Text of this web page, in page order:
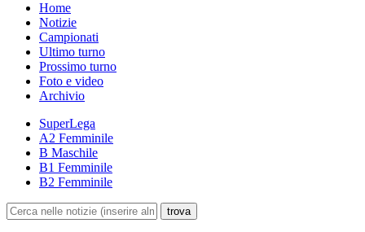
Home
Notizie
Campionati
Ultimo turno
Prossimo turno
Foto e video
Archivio
SuperLega
A2 Femminile
B Maschile
B1 Femminile
B2 Femminile